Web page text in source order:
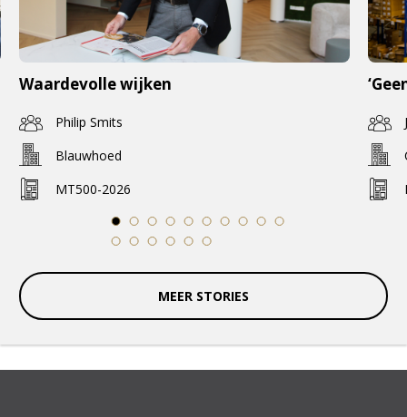
Waardevolle wijken
Philip Smits
Blauwhoed
MT500-2026
1
2 3 4 5 6 7 8 9
10
11 12 13 14 15 16
MEER STORIES